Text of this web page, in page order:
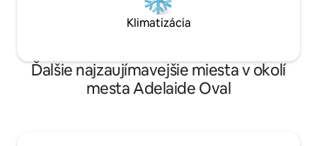
Klimatizácia
Ďalšie najzaujímavejšie miesta v okolí
mesta Adelaide Oval